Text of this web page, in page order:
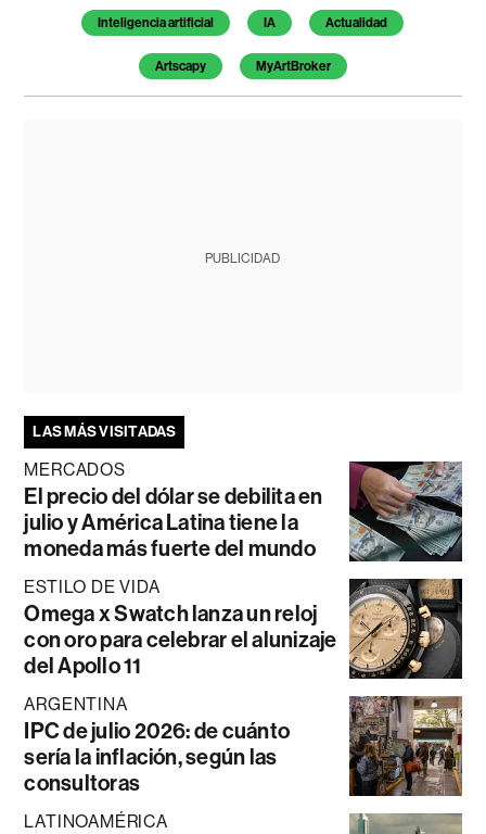
Inteligencia artificial IA Actualidad
Artscapy MyArtBroker
PUBLICIDAD
LAS MÁS VISITADAS
MERCADOS
El precio del dólar se debilita en
julio y América Latina tiene la
moneda más fuerte del mundo
ESTILO DE VIDA
Omega x Swatch lanza un reloj
con oro para celebrar el alunizaje
del Apollo 11
ARGENTINA
IPC de julio 2026: de cuánto
sería la inflación, según las
consultoras
LATINOAMÉRICA